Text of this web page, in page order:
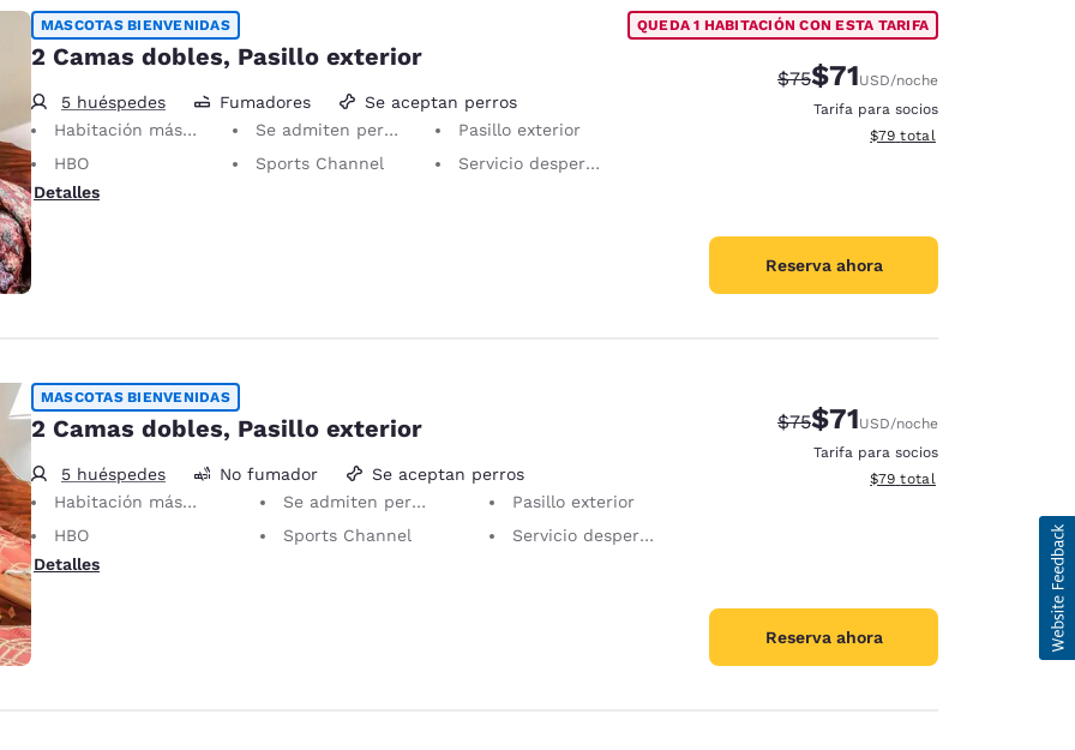
MASCOTAS BIENVENIDAS
2 Camas dobles, Pasillo exterior
5 huéspedes Fumadores
Se aceptan perros
Habitación más grande
Se admiten perros en la habitación
Pasillo exterior
HBO
Sports Channel
Servicio despertador
Detalles
QUEDA 1 HABITACIÓN CON ESTA TARIFA
Tarifa tachada:
$75Tarifa reducida:
$71USD/noche
Tarifa para socios
Ver detalles totales
$79 total
Reserva ahora
MASCOTAS BIENVENIDAS
2 Camas dobles, Pasillo exterior
5 huéspedes No fumador
Se aceptan perros
Habitación más grande
Se admiten perros en la habitación
Pasillo exterior
HBO
Sports Channel
Servicio despertador
Detalles
Tarifa tachada:
$75Tarifa reducida:
$71USD/noche
Tarifa para socios
Ver detalles totales
$79 total
Reserva ahora